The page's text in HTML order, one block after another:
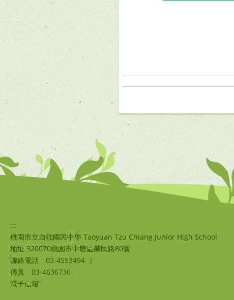
:::
桃園市立自強國民中學 Taoyuan Tzu Chiang Junior High School
地址 320070桃園市中壢區榮民路80號
聯絡電話
03-4553494 |
傳真
03-4636736
電子信箱